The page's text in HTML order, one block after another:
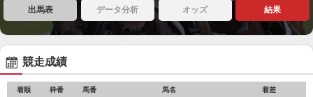
出馬表 データ分析 オッズ 結果
競走成績
着順 枠番 馬番 馬名 着差